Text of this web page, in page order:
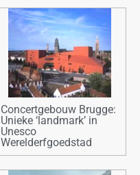
Concertgebouw Brugge:
Unieke ‘landmark’ in
Unesco
Werelderfgoedstad